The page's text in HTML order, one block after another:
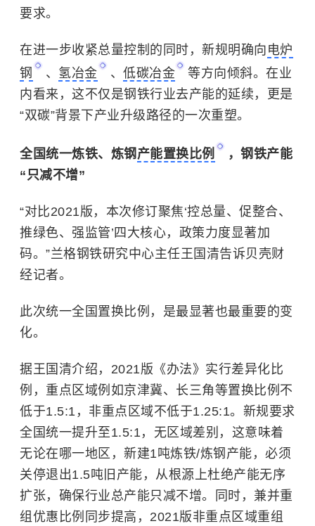
要求。
在进一步收紧总量控制的同时，新规明确向 电炉
钢
、 氢冶金 、 低碳冶金
等方向倾斜。在业
内看来，这不仅是钢铁行业去产能的延续，更是
“双碳”背景下产业升级路径的一次重塑。
全国统一炼铁、炼钢 产能置换比例
，钢铁产能
“只减不增”
“对比2021版，本次修订聚焦‘控总量、促整合、
推绿色、强监管’四大核心，政策力度显著加
码。”兰格钢铁研究中心主任王国清告诉贝壳财
经记者。
此次统一全国置换比例，是最显著也最重要的变
化。
据王国清介绍，2021版《办法》实行差异化比
例，重点区域例如京津冀、长三角等置换比例不
低于1.5:1，非重点区域不低于1.25:1。新规要求
全国统一提升至1.5:1，无区域差别，这意味着
无论在哪一地区，新建1吨炼铁/炼钢产能，必须
关停退出1.5吨旧产能，从根源上杜绝产能无序
扩张，确保行业总产能只减不增。同时，兼并重
组优惠比例同步提高，2021版非重点区域重组